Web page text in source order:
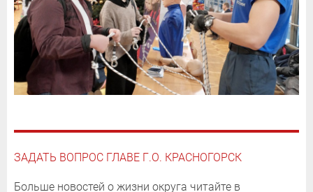
ЗАДАТЬ ВОПРОС ГЛАВЕ Г.О. КРАСНОГОРСК
Больше новостей о жизни округа читайте в